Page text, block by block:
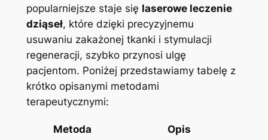
popularniejsze staje się laserowe leczenie
dziąseł, które dzięki precyzyjnemu
usuwaniu zakażonej tkanki i stymulacji
regeneracji, szybko przynosi ulgę
pacjentom. Poniżej przedstawiamy tabelę z
krótko opisanymi metodami
terapeutycznymi:
Metoda
Opis